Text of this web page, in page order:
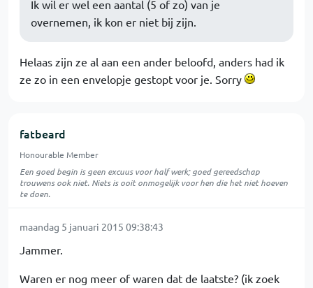
Ik wil er wel een aantal (5 of zo) van je
overnemen, ik kon er niet bij zijn.
Helaas zijn ze al aan een ander beloofd, anders had ik
ze zo in een envelopje gestopt voor je. Sorry
fatbeard
Honourable Member
Een goed begin is geen excuus voor half werk; goed gereedschap
trouwens ook niet. Niets is ooit onmogelijk voor hen die het niet hoeven
te doen.
maandag 5 januari 2015 09:38:43
Jammer.
Waren er nog meer of waren dat de laatste? (ik zoek